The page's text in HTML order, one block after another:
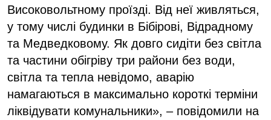
Високовольтному проїзді. Від неї живляться,
у тому числі будинки в Бібірові, Відрадному
та Медведковому. Як довго сидіти без світла
та частини обігріву три райони без води,
світла та тепла невідомо, аварію
намагаються в максимально короткі терміни
ліквідувати комунальники», – повідомили на